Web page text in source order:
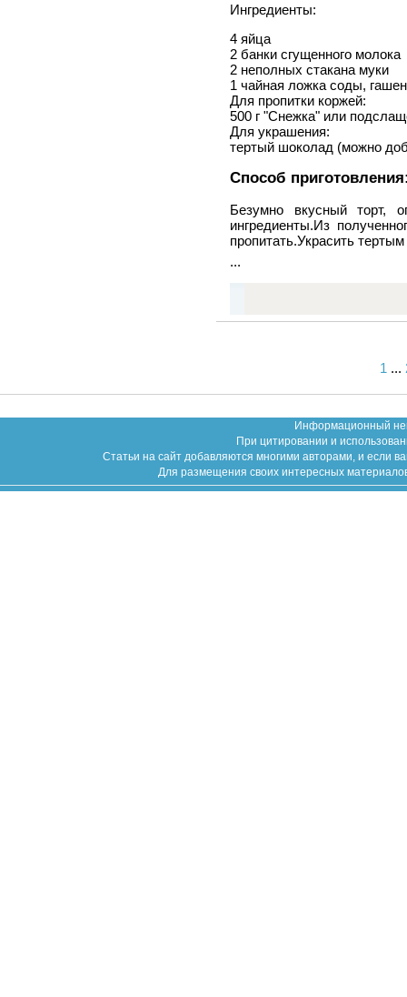
Ингредиенты:
4 яйца
2 банки сгущенного молока
2 неполных стакана муки
1 чайная ложка соды,
Для пропитки коржей:
500 г "Снежка" или
Для украшения:
тертый шоколад (можно
Способ
Безумно вкусный торт,
ингредиенты.Из
пропитать.Украсить
...
1 ...
Информационный
При цитировании и
Статьи на сайт добавляются многими авторами, и если
Для размещения своих интересных